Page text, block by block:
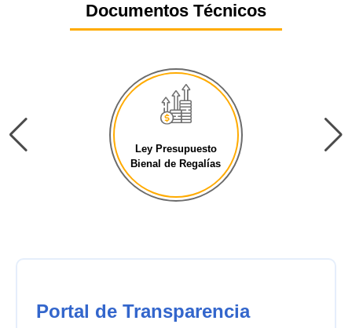
Documentos Técnicos
Ley Presupuesto
Bienal de Regalías
Portal de Transparencia